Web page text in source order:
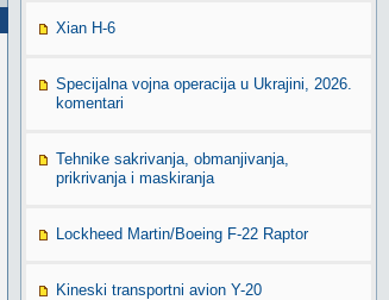
Xian H-6
Specijalna vojna operacija u Ukrajini, 2026.
komentari
Tehnike sakrivanja, obmanjivanja,
prikrivanja i maskiranja
Lockheed Martin/Boeing F-22 Raptor
Kineski transportni avion Y-20